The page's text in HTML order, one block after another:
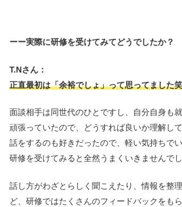
ーー実際に研修を受けてみてどうでしたか？
T.Nさん：
正直最初は「余裕でしょ」って思ってました笑
面談相手は同世代のひとですし、自分自身も
頑張っていたので、どうすれば良いか理解し
話をするのも好きだったので、軽い気持ちで
研修を受けてみると全然うまくいきませんでし
話し方がわざとらしく聞こえたり、情報を整
ど、研修ではたくさんのフィードバックをも